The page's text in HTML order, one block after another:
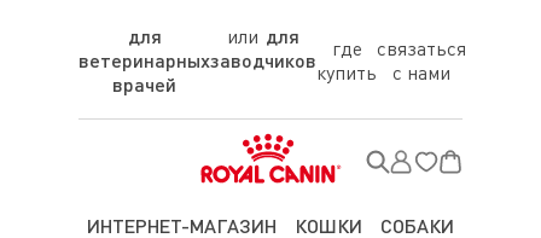
для
ветеринарных
врачей
для
заводчиков
где
купить
связаться
с нами
ИНТЕРНЕТ-МАГАЗИН КОШКИ
СОБАКИ